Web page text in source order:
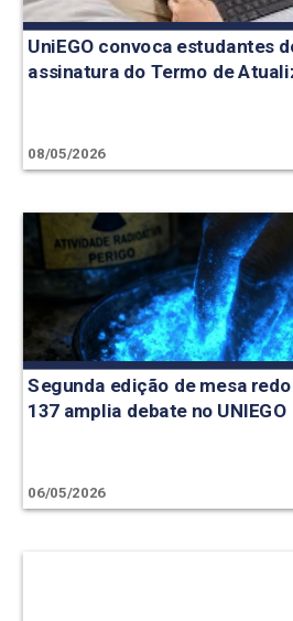
UniEGO convoca estudantes
assinatura do Termo de
08/05/2026
Segunda edição de mesa
137 amplia debate no UNIEGO
06/05/2026